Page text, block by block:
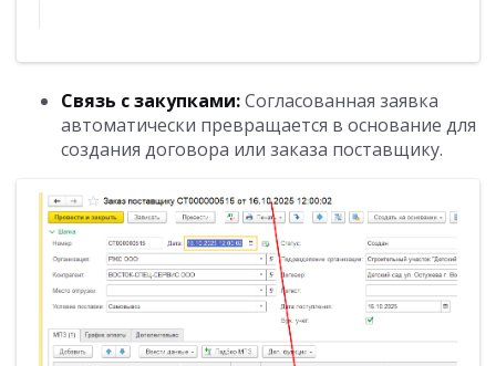
Связь с закупками:Согласованная заявка
автоматически превращается в основание для
создания договора или заказа поставщику.